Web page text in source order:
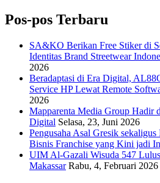
Pos-pos Terbaru
SA&KO Berikan Free Stiker di
Identitas Brand Streetwear
2026
Beradaptasi di Era Digital,
Service HP Lewat Remote
2026
Mapparenta Media Group Hadir
Digital Selasa, 23, Juni 2026
Pengusaha Asal Gresik
Bisnis Franchise yang Kini jadi
UIM Al-Gazali Wisuda 547
Makassar Rabu, 4, Februari 2026